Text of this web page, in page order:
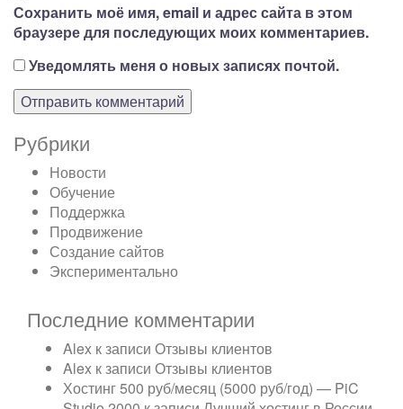
Сохранить моё имя, email и адрес сайта в этом
браузере для последующих моих комментариев.
Уведомлять меня о новых записях почтой.
Рубрики
Новости
Обучение
Поддержка
Продвижение
Создание сайтов
Экспериментально
Последние комментарии
Alex к записи Отзывы клиентов
Alex к записи Отзывы клиентов
Хостинг 500 руб/месяц (5000 руб/год) — PiC